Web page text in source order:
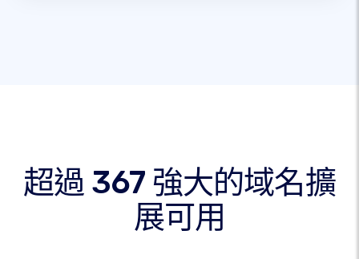
超過 367 強大的域名擴
展可用